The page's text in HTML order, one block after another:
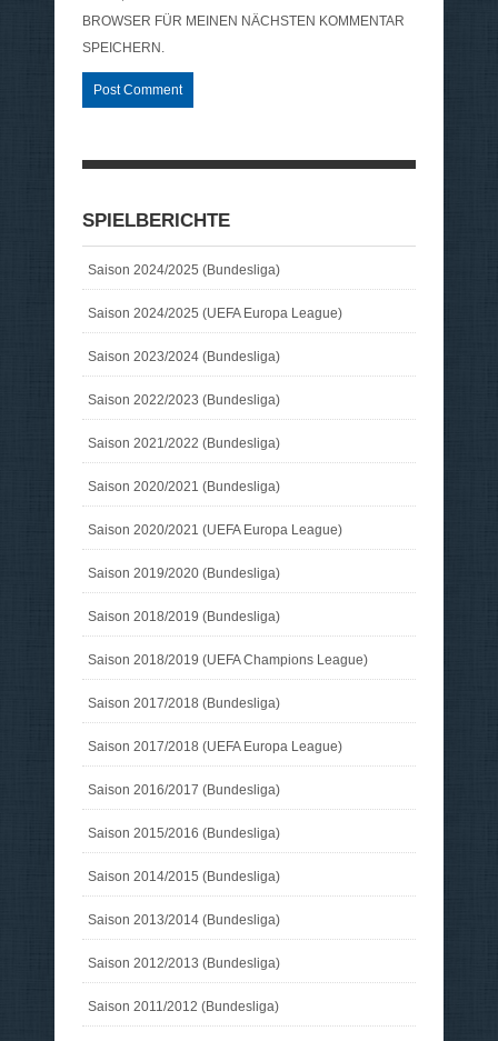
BROWSER FÜR MEINEN NÄCHSTEN KOMMENTAR
SPEICHERN.
SPIELBERICHTE
Saison 2024/2025 (Bundesliga)
Saison 2024/2025 (UEFA Europa League)
Saison 2023/2024 (Bundesliga)
Saison 2022/2023 (Bundesliga)
Saison 2021/2022 (Bundesliga)
Saison 2020/2021 (Bundesliga)
Saison 2020/2021 (UEFA Europa League)
Saison 2019/2020 (Bundesliga)
Saison 2018/2019 (Bundesliga)
Saison 2018/2019 (UEFA Champions League)
Saison 2017/2018 (Bundesliga)
Saison 2017/2018 (UEFA Europa League)
Saison 2016/2017 (Bundesliga)
Saison 2015/2016 (Bundesliga)
Saison 2014/2015 (Bundesliga)
Saison 2013/2014 (Bundesliga)
Saison 2012/2013 (Bundesliga)
Saison 2011/2012 (Bundesliga)